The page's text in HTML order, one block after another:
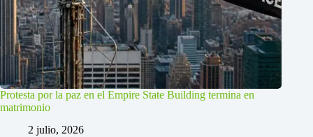
Protesta por la paz en el Empire State Building termina en
matrimonio
2 julio, 2026